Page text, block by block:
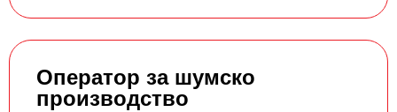
Оператор за шумско
производство